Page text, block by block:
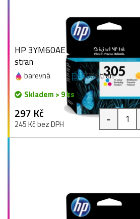
HP 3YM60AE (305), originální
stran
barevná 100 stran
Skladem > 9 ks
297 Kč
245 Kč bez DPH -